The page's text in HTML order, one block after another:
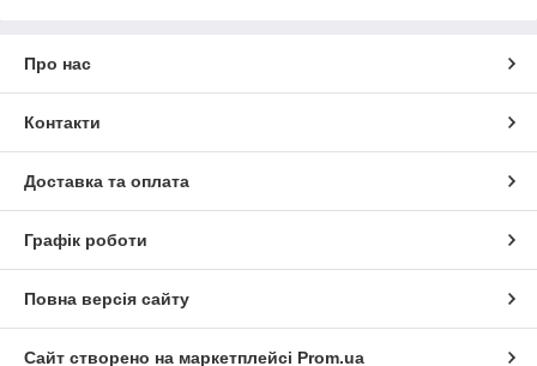
Про нас
Контакти
Доставка та оплата
Графік роботи
Повна версія сайту
Сайт створено на маркетплейсі Prom.ua